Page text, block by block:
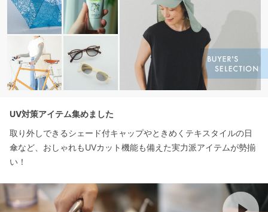
UV対策アイテム集めました
取り外しできるシェード付キャップやときめくテキスタイルの日
傘など、おしゃれもUVカット機能も備えた実力派アイテムが勢揃
い！